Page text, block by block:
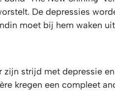
De depressies
moet bij hem waken
zijn strijd met depressie
kregen een compleet